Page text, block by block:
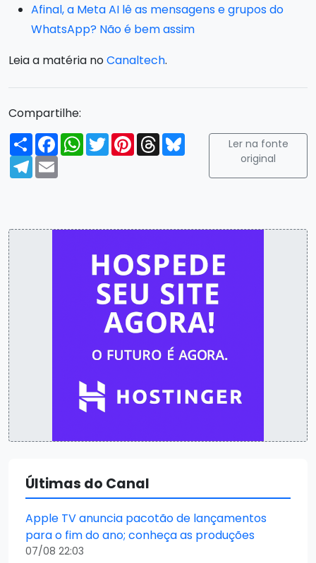
Afinal, a Meta AI lê as mensagens e grupos do
WhatsApp? Não é bem assim
Leia a matéria noCanaltech.
Compartilhe:
Compartilhar
FacebookWhatsApp
TwitterPinterest
ThreadsBluesky
Telegram
Email
Ler na fonte
original
Últimas do Canal
Apple TV anuncia pacotão de lançamentos
para o fim do ano; conheça as produções
07/08 22:03